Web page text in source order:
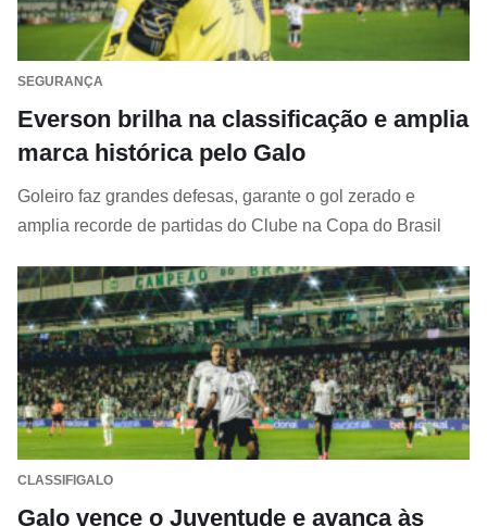
SEGURANÇA
Everson brilha na classificação e amplia
marca histórica pelo Galo
Goleiro faz grandes defesas, garante o gol zerado e
amplia recorde de partidas do Clube na Copa do Brasil
CLASSIFIGALO
Galo vence o Juventude e avança às